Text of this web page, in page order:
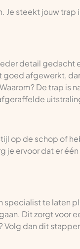
Je steekt jouw trap
detail gedacht
goed afgewerkt,
De trap is
op de schop of
je ervoor dat er
te laten
Dit zorgt voor
Volg dan dit